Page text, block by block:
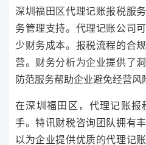
深圳福田区代理记账报税服
务管理支持。代理记账公司
少财务成本。报税流程的合
营。财务分析为企业提供了
防范服务帮助企业避免经营风
在深圳福田区，代理记账报
手。特讯财税咨询团队拥有
以为企业提供优质的代理记